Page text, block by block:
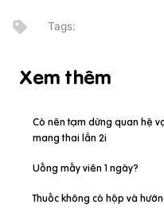
Xem thêm
Có nên tạm dừng quan hệ
mang thai lần 2i
Uống mấy viên 1 ngày?
Thuốc không có hộp và